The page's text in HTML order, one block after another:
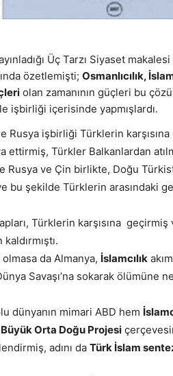
Üç Tarzı Siyaset
özetlemişti; Osmanlıcılık,
olan zamanının güçleri bu
işbirliği içerisinde yapmışlardı.
Rusya işbirliği Türklerin
ettirmiş, Türkler Balkanlardan
Rusya ve Çin birlikte, Doğu
bu şekilde Türklerin arasındaki
Türklerin karşısına geçirmiş
olmasa da Almanya, İslamcılık
Savaşı’na sokarak ölümüne
dünyanın mimari ABD hem
Büyük Orta Doğu Projesi
adını da Türk İslam